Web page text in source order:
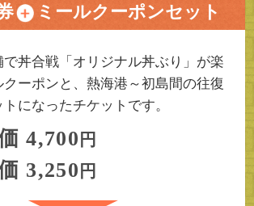
ミールクーポンセット
で丼合戦「オリジナル丼ぶり」が楽
クーポンと、熱海港～初島間の往復
になったチケットです。
4,700 円
3,250 円